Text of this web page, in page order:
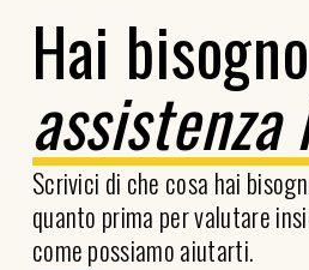
Hai
assistenza
Scrivici di che cosa hai
quanto prima per valutare
come possiamo aiutarti.